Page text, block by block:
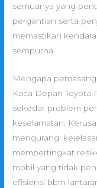
semuanya yang
pergantian serta
memastikan
sempurna.
Mengapa
Kaca Depan Toyota
sekedar problem
keselamatan.
mengurangi
mempertingkat
mobil yang tidak
efisiensi bbm